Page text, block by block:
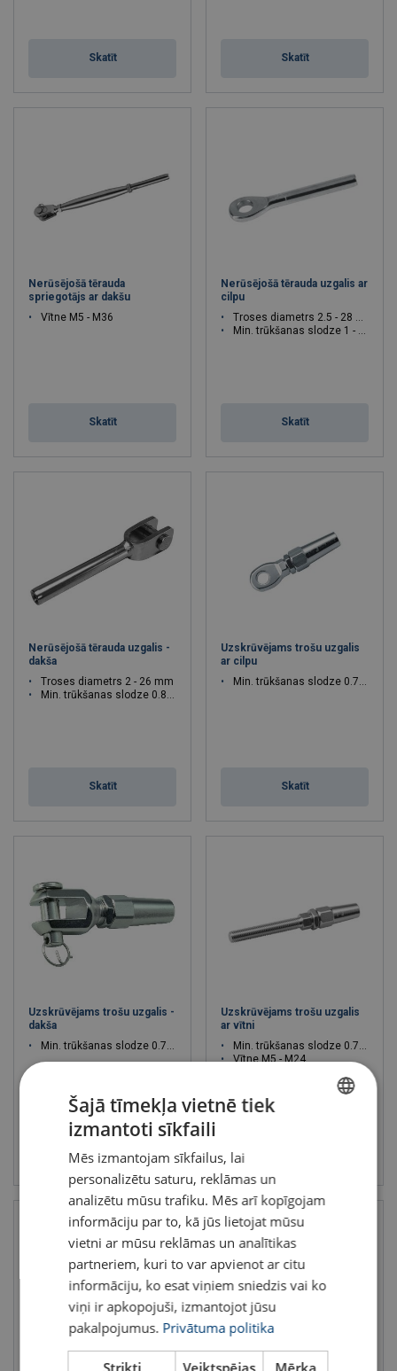
Skatīt Skatīt
Nerūsējošā tērauda
spriegotājs ar dakšu
Vītne M5 - M36
Skatīt
Nerūsējošā tērauda uzgalis ar
cilpu
Troses diametrs 2.5 - 28 mm
Min. trūkšanas slodze 1 - 64 T
Skatīt
Nerūsējošā tērauda uzgalis -
dakša
Troses diametrs 2 - 26 mm
Min. trūkšanas slodze 0.8 - 45 T
Skatīt
Uzskrūvējams trošu uzgalis
ar cilpu
Min. trūkšanas slodze 0.75 - 23 T
Skatīt
Uzskrūvējams trošu uzgalis -
dakša
Min. trūkšanas slodze 0.75 - 23 T
Uzskrūvējams trošu uzgalis
ar vītni
Min. trūkšanas slodze 0.75 - 21 T
Vītne M5 - M24
ENGLISH TRANSLATION
Šajā tīmekļa vietnē tiek
izmantoti sīkfaili
Mēs izmantojam sīkfailus, lai
personalizētu saturu, reklāmas un
analizētu mūsu trafiku. Mēs arī kopīgojam
informāciju par to, kā jūs lietojat mūsu
vietni ar mūsu reklāmas un analītikas
partneriem, kuri to var apvienot ar citu
informāciju, ko esat viņiem sniedzis vai ko
viņi ir apkopojuši, izmantojot jūsu
pakalpojumus. Privātuma politika
Strikti Veiktspējas Mērķa